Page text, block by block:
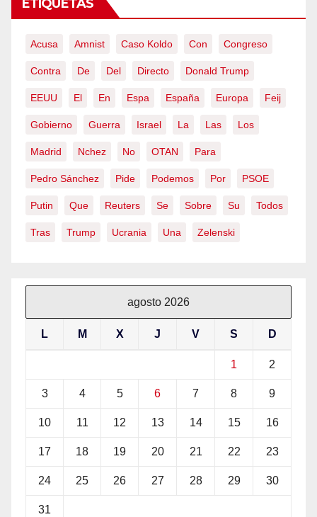
ETIQUETAS
Acusa Amnist Caso Koldo Con Congreso
Contra De Del Directo Donald Trump
EEUU El En Espa España Europa Feij
Gobierno Guerra Israel La Las Los
Madrid Nchez No OTAN Para
Pedro Sánchez Pide Podemos Por PSOE
Putin Que Reuters Se Sobre Su Todos
Tras Trump Ucrania Una Zelenski
agosto 2026
L M X J V S D
1 2
3 4 5 6 7 8 9
10 11 12 13 14 15 16
17 18 19 20 21 22 23
24 25 26 27 28 29 30
31